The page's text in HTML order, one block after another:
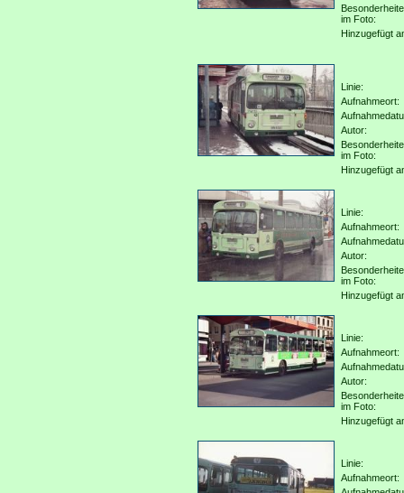
im Foto:
Hinzugefügt
Linie:
Aufnahmeort:
Autor:
im Foto:
Hinzugefügt
Linie:
Aufnahmeort:
Autor:
im Foto:
Hinzugefügt
Linie:
Aufnahmeort:
Autor:
im Foto:
Hinzugefügt
Linie:
Aufnahmeort: